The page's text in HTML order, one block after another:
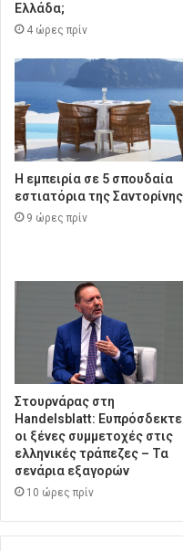
Ελλάδα;
4 ώρες πρίν
Η εμπειρία σε 5 σπουδαία
εστιατόρια της Σαντορίνης
9 ώρες πρίν
Στουρνάρας στη
Handelsblatt:
οι ξένες συμμετοχές στις
ελληνικές τράπεζες – Τα
σενάρια εξαγορών
10 ώρες πρίν